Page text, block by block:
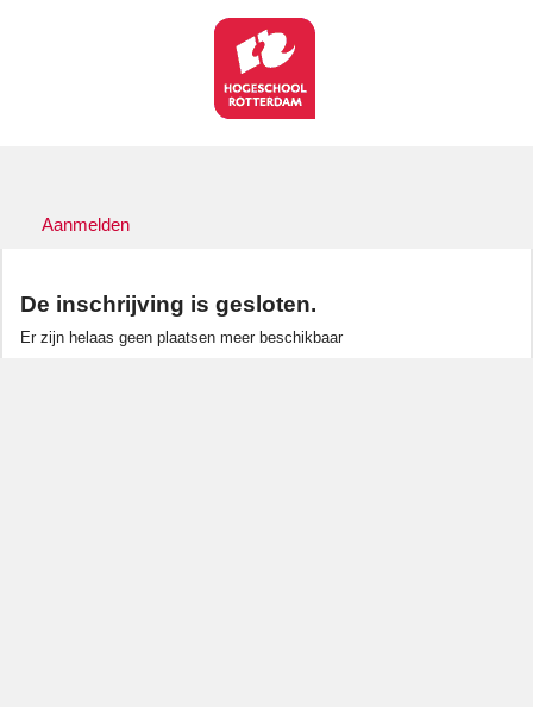
Aanmelden
De inschrijving is gesloten.
Er zijn helaas geen plaatsen meer beschikbaar